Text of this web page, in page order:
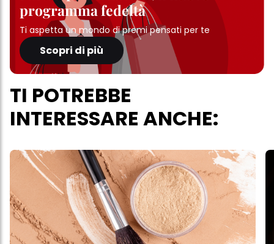
programma fedeltà
Ti aspetta un mondo di premi pensati per te
Scopri di più
TI POTREBBE
INTERESSARE ANCHE: